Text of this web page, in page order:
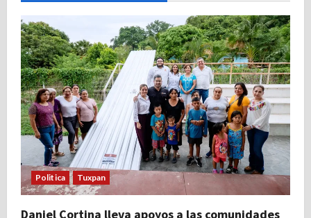
i
ó
n
d
e
e
n Politica Tuxpan
Daniel Cortina lleva apoyos a las comunidades